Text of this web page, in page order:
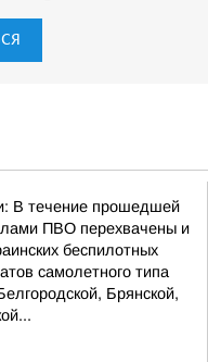
В течение прошедшей
ПВО перехвачены и
беспилотных
самолетного типа
Брянской,